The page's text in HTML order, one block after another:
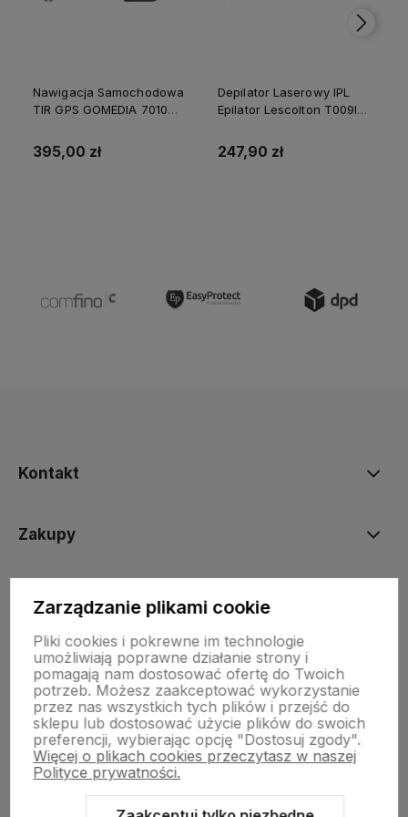
Nawigacja Samochodowa
TIR GPS GOMEDIA 7010
512 GB RAM
395,00 zł
Depilator Laserowy IPL
Epilator Lescolton T009I
Lampy
247,90 zł
Kontakt
Zakupy
Informacje prawne
Sklep internetowy Shoper.pl Szablon Shoper Modern 3.0™
GrowCommerce
Zarządzanie plikami cookie
Pliki cookies i pokrewne im technologie
umożliwiają poprawne działanie strony i
pomagają nam dostosować ofertę do Twoich
potrzeb. Możesz zaakceptować wykorzystanie
przez nas wszystkich tych plików i przejść do
sklepu lub dostosować użycie plików do swoich
preferencji, wybierając opcję "Dostosuj zgody".
Więcej o plikach cookies przeczytasz w naszej
Polityce prywatności.